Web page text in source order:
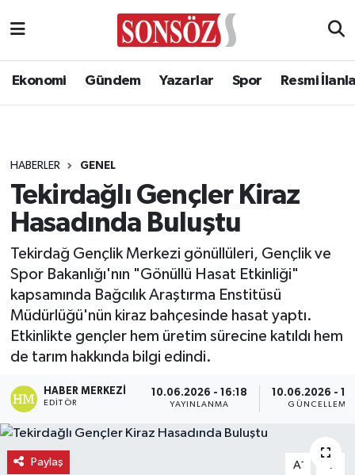
Ekonomi Gündem Yazarlar Spor Resmi
HABERLER GENEL
Tekirdağlı Gençler Kiraz
Hasadında Buluştu
Tekirdağ Gençlik Merkezi gönüllüleri, Gençlik ve
Spor Bakanlığı'nın "Gönüllü Hasat Etkinliği"
kapsamında Bağcılık Araştırma Enstitüsü
Müdürlüğü'nün kiraz bahçesinde hasat yaptı.
Etkinlikte gençler hem üretim sürecine katıldı hem
de tarım hakkında bilgi edindi.
HABER MERKEZI
EDITÖR
10.06.2026 - 16:18
YAYINLANMA
10.06.2026 -
GÜNCELLEME
Paylaş A- A